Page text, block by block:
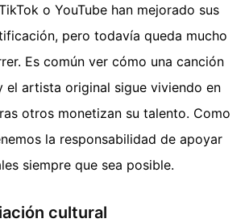
o YouTube han mejorado sus
pero todavía queda mucho
Es común ver cómo una canción
el artista original sigue viviendo en
otros monetizan su talento. Como
la responsabilidad de apoyar
siempre que sea posible.
cultural